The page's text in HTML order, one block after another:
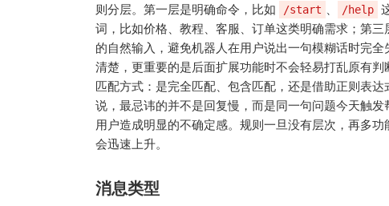
则分层。第一层是明确命令，比如
/start /help
词，比如价格、教程、客服、订单这类明确需求；第
的自然输入，避免机器人在用户说出一句模糊话时完
清楚，更重要的是后面扩展功能时不会轻易打乱原有
匹配方式：是完全匹配、包含匹配，还是借助正则表
说，最忌讳的并不是回复慢，而是同一句问题今天触
用户造成明显的不确定感。规则一旦没有层次，再多
会迅速上升。
消息类型